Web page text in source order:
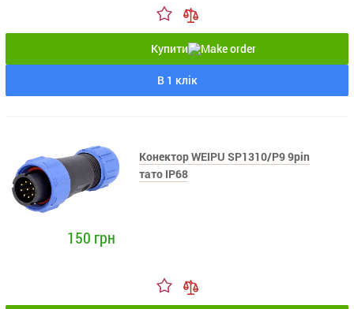
Купити
В 1 клік
Конектор WEIPU SP1310/P9 9pin
тато IP68
150 грн